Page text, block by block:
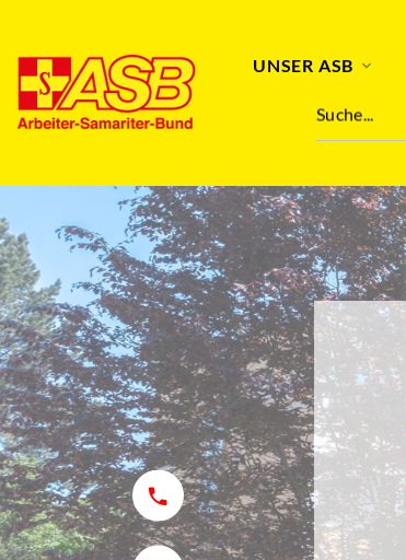
UNSER ASB
Suche...